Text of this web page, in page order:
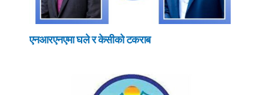
एनआरएनएमा घले र केसीको टकराब